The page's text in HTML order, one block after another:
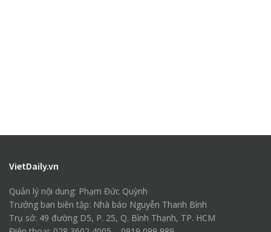
VietDaily.vn
Quản lý nội dung: Phạm Đức Quỳnh
Trưởng ban biên tập: Nhà báo Nguyễn Thanh Bình
Trụ sở: 49 đường D5, P. 25, Q. Bình Thạnh, TP. HCM